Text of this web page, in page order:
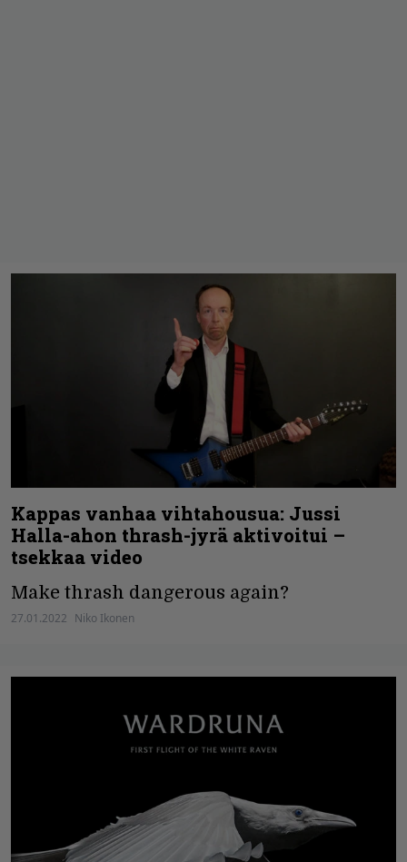
Kappas vanhaa vihtahousua: Jussi
Halla-ahon thrash-jyrä aktivoitui –
tsekkaa video
Make thrash dangerous again?
27.01.2022 Niko Ikonen